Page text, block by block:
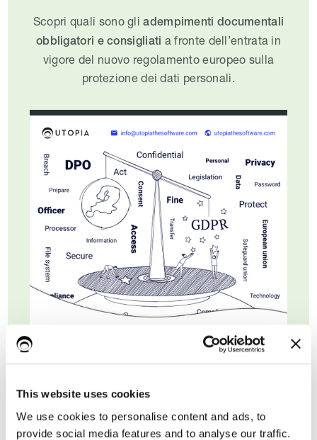
This website uses cookies
We use cookies to personalise content and ads, to
provide social media features and to analyse our traffic.
Scopri quali sono gliadempimenti documentali
obbligatori e consigliati a fronte dell’entrata in
vigore del nuovo regolamento europeo sulla
protezione dei dati personali.
Cognome